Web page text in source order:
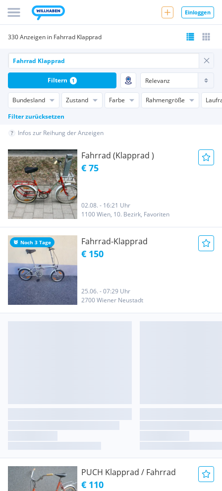
Einloggen
330 Anzeigen in Fahrrad Klapprad
Bundesland Zustand Farbe Rahmengröße
Filter zurücksetzen
Filtern 1
Infos zur Reihung der Anzeigen
Fahrrad (Klapprad )
€ 75
02.08. - 16:21 Uhr
1100 Wien, 10. Bezirk, Favoriten
Noch 3 Tage Fahrrad-Klapprad
€ 150
25.06. - 07:29 Uhr
2700 Wiener Neustadt
PUCH Klapprad / Fahrrad
€ 110